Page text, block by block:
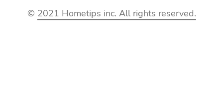
© 2021 Hometips inc. All rights reserved.